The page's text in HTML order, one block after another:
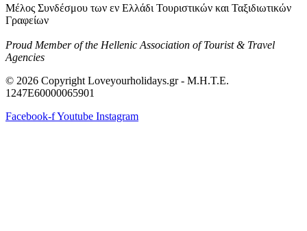
Μέλος Συνδέσμου των εν Ελλάδι Τουριστικών και Ταξιδιωτικών
Γραφείων
Proud Member of the Hellenic Association of Tourist & Travel
Agencies
© 2026 Copyright Loveyourholidays.gr - M.H.T.E.
1247Ε60000065901
Facebook-fYoutube Instagram